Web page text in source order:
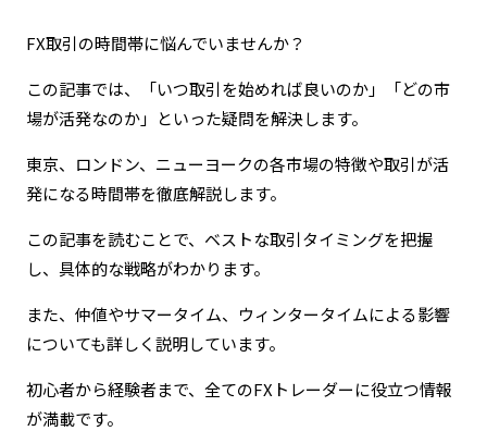
FX取引の時間帯に悩んでいませんか？
この記事では、「いつ取引を始めれば良いのか」「どの市
場が活発なのか」といった疑問を解決します。
東京、ロンドン、ニューヨークの各市場の特徴や取引が活
発になる時間帯を徹底解説します。
この記事を読むことで、ベストな取引タイミングを把握
し、具体的な戦略がわかります。
また、仲値やサマータイム、ウィンタータイムによる影響
についても詳しく説明しています。
初心者から経験者まで、全てのFXトレーダーに役立つ情報
が満載です。